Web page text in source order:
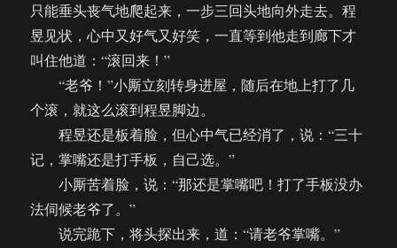
只能垂头丧气地爬起来，一步三回头地向外走去。程
昱见状，心中又好气又好笑，一直等到他走到廊下才
叫住他道：“滚回来！”
“老爷！”小厮立刻转身进屋，随后在地上打了几
个滚，就这么滚到程昱脚边。
程昱还是板着脸，但心中气已经消了，说：“三十
记，掌嘴还是打手板，自己选。”
小厮苦着脸，说：“那还是掌嘴吧！打了手板没办
法伺候老爷了。”
说完跪下，将头探出来，道：“请老爷掌嘴。”